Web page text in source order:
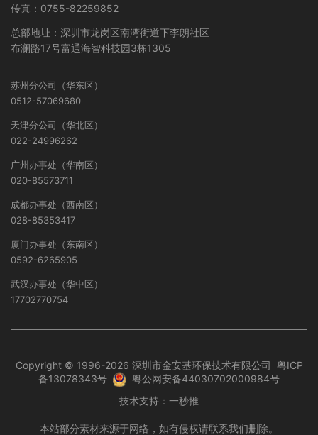
传真：0755-82259852
总部地址：深圳市龙岗区南湾街道下李朗社区
布澜路17号富通海智科技园3栋1305
苏州分公司（华东区）
0512-57069680
天津分公司（华北区）
022-24996262
广州办事处（华南区）
020-85573711
成都办事处（西南区）
028-85353417
厦门办事处（东南区）
0592-6265905
武汉办事处（华中区）
17702770754
Copyright © 1996-2026 深圳市金安基环保技术有限公司 粤ICP
备13078343号
粤公网安备44030702000984号
技术支持： 一秒推
本站部分素材来源于网络，如有侵权请联系我们删除。